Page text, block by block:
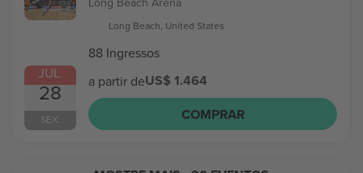
JUL.
28
SEX.
Long Beach, United States
88 Ingressos
a partir deUS$ 1.464
COMPRAR